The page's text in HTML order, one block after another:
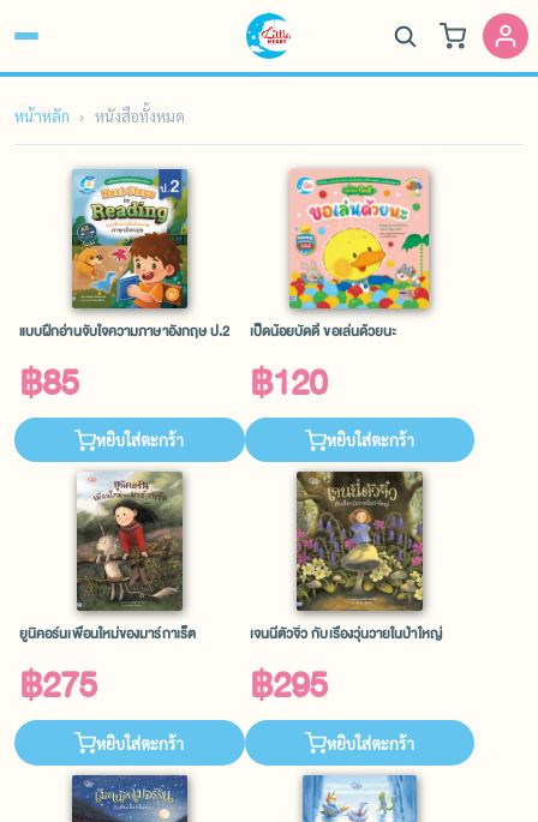
หน้าหลัก หนังสือทั้งหมด
แบบฝึกอ่านจับใจความภาษาอังกฤษ ป.2
฿85
หยิบใส่ตะกร้า
เป็ดน้อยบัดดี้ ขอเล่นด้วยนะ
฿120
หยิบใส่ตะกร้า
ยูนิคอร์นเพื่อนใหม่ของมาร์กาเร็ต
฿275
หยิบใส่ตะกร้า
เจนนี่ตัวจิ๋ว กับเรื่องวุ่นวายในป่าใหญ่
฿295
หยิบใส่ตะกร้า